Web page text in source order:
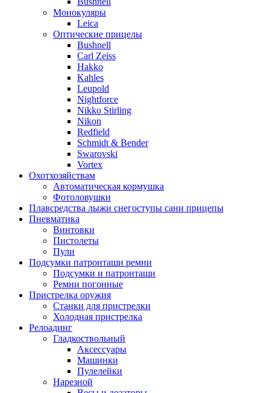
Монокуляры
Leica
Оптические прицелы
Bushnell
Carl Zeiss
Hakko
Kahles
Leupold
Nightforce
Nikko Stirling
Nikon
Redfield
Schmidt & Bender
Swarovski
Vortex
Охотхозяйствам
Автоматическая кормушка
Фотоловушки
Плавсредства лыжи снегоступы сани прицепы
Пневматика
Винтовки
Пистолеты
Пули
Подсумки патронташи ремни
Подсумки и патронташи
Ремни погонные
Пристрелка оружия
Станки для пристрелки
Холодная пристрелка
Релоадинг
Гладкоствольный
Аксессуары
Машинки
Пулелейки
Нарезной